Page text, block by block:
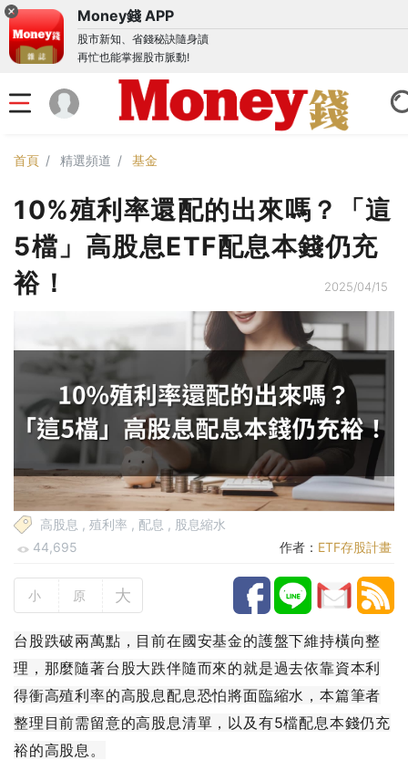
Money錢 APP
股市新知、省錢秘訣隨身讀
再忙也能掌握股市脈動!
首頁 精選頻道 基金
10%殖利率還配的出來嗎？「這
5檔」高股息ETF配息本錢仍充
裕！
2025/04/15
高股息 , 殖利率 , 配息 , 股息縮水
44,695
作者： ETF存股計畫
小 原 大
台股跌破兩萬點，目前在國安基金的護盤下維持橫向整
理，那麼隨著台股大跌伴隨而來的就是過去依靠資本利
得衝高殖利率的高股息配息恐怕將面臨縮水，本篇筆者
整理目前需留意的高股息清單，以及有5檔配息本錢仍充
裕的高股息。